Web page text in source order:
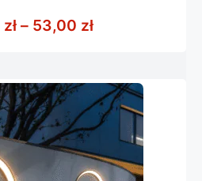
zł – 53,00 złZakres cen: